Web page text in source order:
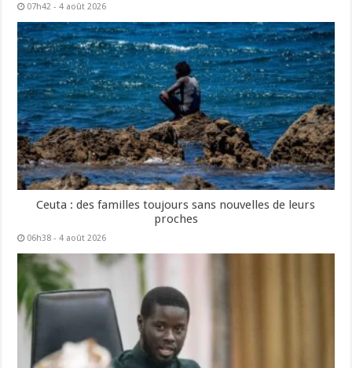
07h42 - 4 août 2026
Ceuta : des familles toujours sans nouvelles de leurs
proches
06h38 - 4 août 2026